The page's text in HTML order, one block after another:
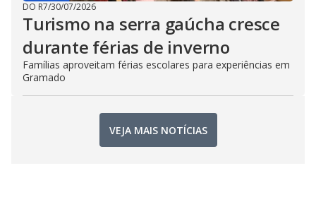
DO R7/30/07/2026
Turismo na serra gaúcha cresce
durante férias de inverno
Famílias aproveitam férias escolares para experiências em
Gramado
VEJA MAIS NOTÍCIAS